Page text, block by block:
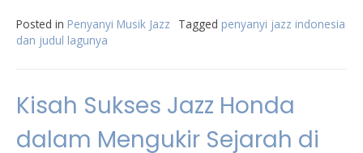
Posted in Penyanyi Musik Jazz Tagged penyanyi jazz indonesia
dan judul lagunya
Kisah Sukses Jazz Honda
dalam Mengukir Sejarah di